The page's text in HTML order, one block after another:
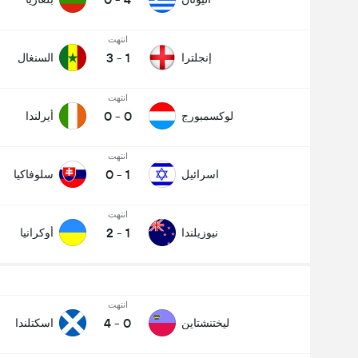
إنجلترا
انتهت
1
-
3 السنغال
لوكسمبورج
انتهت
0
-
0 أيرلندا
اسرائيل
انتهت
1
-
0 سلوفاكيا
نيوزيلندا
انتهت
1
-
2 أوكرانيا
ليختنشتاين
انتهت
0
-
4 اسكتلندا